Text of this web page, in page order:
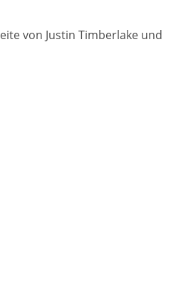
von Justin Timberlake und